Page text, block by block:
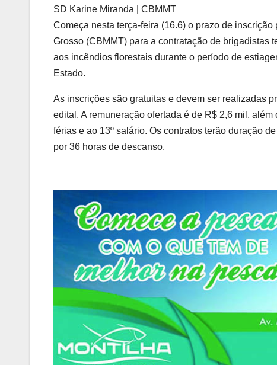
SD Karine Miranda | CBMMT
Começa nesta terça-feira (16.6) o prazo de
Grosso (CBMMT) para a contratação de brigadistas
aos incêndios florestais durante o período de
Estado.
As inscrições são gratuitas e devem ser realizadas
edital. A remuneração ofertada é de R$ 2,6 mil,
férias e ao 13º salário. Os contratos terão duração
por 36 horas de descanso.